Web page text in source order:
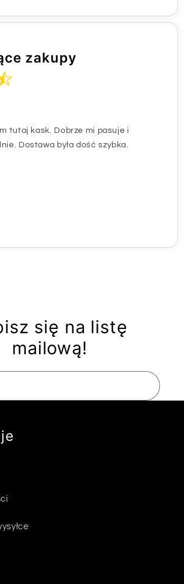
zakupy
tutaj kask. Dobrze mi pasuje i
Dostawa była dość szybka.
się na listę
mailową!